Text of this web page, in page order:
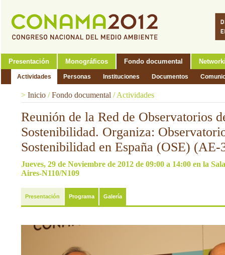
Presentación Monográficos Fondo documental
Actividades Personas Instituciones Documentos
> Inicio /Fondo documental / Actividades
Reunión de la Red de Observatorios
Sostenibilidad. Organiza:
Sostenibilidad en España (OSE) (AE-
Jueves, 29 de Noviembre de 2012 de 09:00 a 14:00 en la
Aires-N110/N109
Presentación Programa Galería